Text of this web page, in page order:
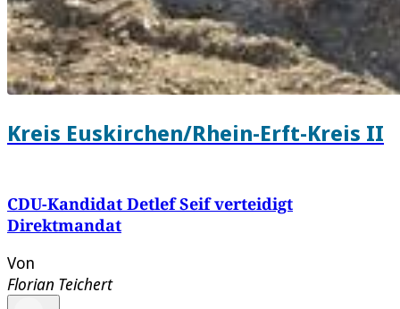
Kreis Euskirchen/Rhein-Erft-Kreis II
CDU-Kandidat Detlef Seif verteidigt
Direktmandat
Von
Florian Teichert